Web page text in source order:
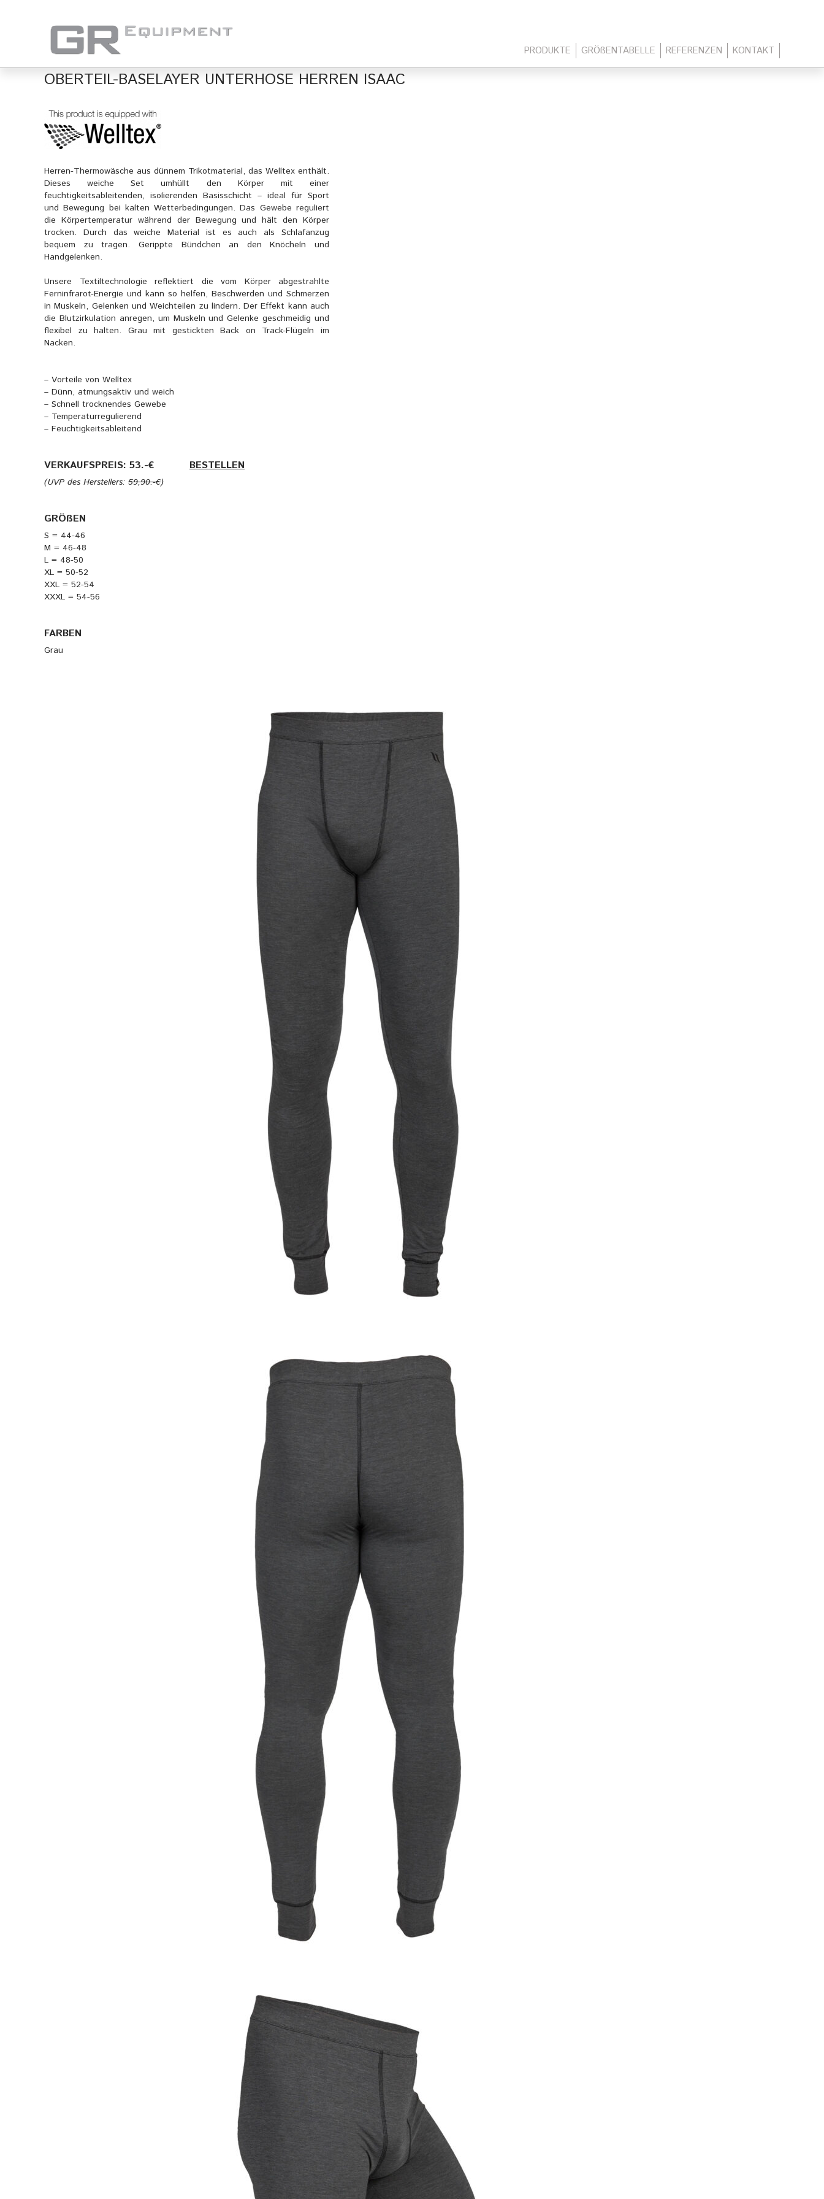
PRODUKTE GRÖßENTABELLE REFERENZEN KONTAKT
OBERTEIL-BASELAYER UNTERHOSE HERREN ISAAC
Herren-Thermowäsche aus dünnem Trikotmaterial, das Welltex enthält.
Dieses weiche Set umhüllt den Körper mit einer
feuchtigkeitsableitenden, isolierenden Basisschicht – ideal für Sport
und Bewegung bei kalten Wetterbedingungen. Das Gewebe reguliert
die Körpertemperatur während der Bewegung und hält den Körper
trocken. Durch das weiche Material ist es auch als Schlafanzug
bequem zu tragen. Gerippte Bündchen an den Knöcheln und
Handgelenken.
Unsere Textiltechnologie reflektiert die vom Körper abgestrahlte
Ferninfrarot-Energie und kann so helfen, Beschwerden und Schmerzen
in Muskeln, Gelenken und Weichteilen zu lindern. Der Effekt kann auch
die Blutzirkulation anregen, um Muskeln und Gelenke geschmeidig und
flexibel zu halten. Grau mit gestickten Back on Track-Flügeln im
Nacken.
– Vorteile von Welltex
– Dünn, atmungsaktiv und weich
– Schnell trocknendes Gewebe
– Temperaturregulierend
– Feuchtigkeitsableitend
VERKAUFSPREIS: 53.-€ BESTELLEN
(UVP des Herstellers: 59,90.-€)
GRÖßEN
S = 44-46
M = 46-48
L = 48-50
XL = 50-52
XXL = 52-54
XXXL = 54-56
FARBEN
Grau